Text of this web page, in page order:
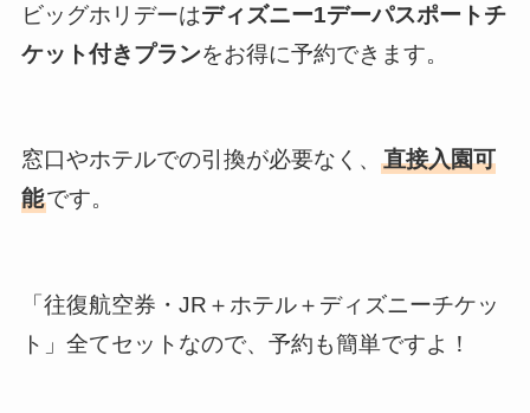
ビッグホリデーはディズニー1デーパスポートチ
ケット付きプランをお得に予約できます。
窓口やホテルでの引換が必要なく、 直接入園可
能です。
「往復航空券・JR＋ホテル＋ディズニーチケッ
ト」全てセットなので、予約も簡単ですよ！